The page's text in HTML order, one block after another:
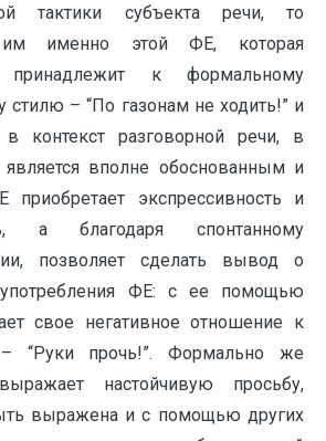
тактики субъекта речи, то
им именно этой ФЕ, которая
принадлежит к формальному
стилю – “По газонам не ходить!” и
контекст разговорной речи, в
является вполне обоснованным и
экспрессивность и
а благодаря спонтанному
позволяет сделать вывод о
ФЕ: с ее помощью
свое негативное отношение к
– “Руки прочь!”. Формально же
настойчивую просьбу,
выражена и с помощью других